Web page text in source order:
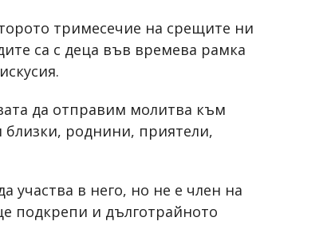
тримесечие на срещите ни
са с деца във времева рамка
да отправим молитва към
близки, роднини, приятели,
участва в него, но не е член на
подкрепи и дълготрайното